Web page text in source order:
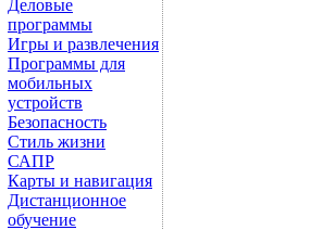
Деловые
программы
Игры и развлечения
Программы для
мобильных
устройств
Безопасность
Стиль жизни
САПР
Карты и навигация
Дистанционное
обучение